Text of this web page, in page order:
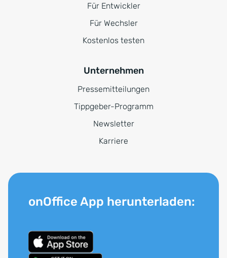
Für Entwickler
Für Wechsler
Kostenlos testen
Unternehmen
Pressemitteilungen
Tippgeber-Programm
Newsletter
Karriere
onOffice App herunterladen: